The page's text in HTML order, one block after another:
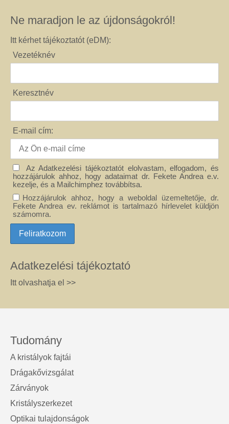
Ne maradjon le az újdonságokról!
Itt kérhet tájékoztatót (eDM):
Vezetéknév
Keresztnév
E-mail cím:
Az Adatkezelési tájékoztatót elolvastam, elfogadom, és
hozzájárulok ahhoz, hogy adataimat dr. Fekete Andrea e.v.
kezelje, és a Mailchimphez továbbítsa.
Hozzájárulok ahhoz, hogy a weboldal üzemeltetője, dr.
Fekete Andrea ev. reklámot is tartalmazó hírlevelet küldjön
számomra.
Adatkezelési tájékoztató
Itt olvashatja el >>
Tudomány
A kristályok fajtái
Drágakővizsgálat
Zárványok
Kristályszerkezet
Optikai tulajdonságok